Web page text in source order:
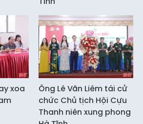
xoa
Ông Lê Văn Liêm tái cử
chức Chủ tịch Hội Cựu
Thanh niên xung phong